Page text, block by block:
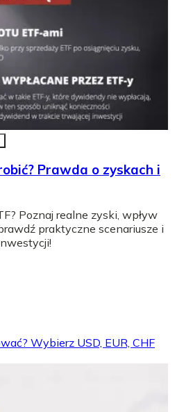
Prawda o zyskach i
Poznaj realne zyski, wpływ
praktyczne scenariusze i
Wybierz USD, EUR, CHF